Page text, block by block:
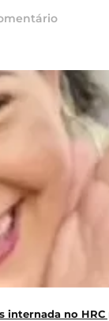
internada no HRC